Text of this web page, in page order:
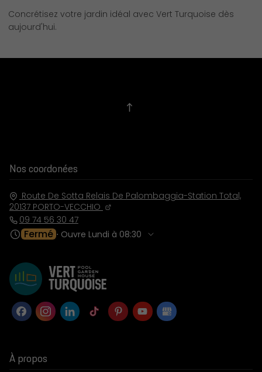
Concrétisez votre jardin idéal avec Vert Turquoise dès
aujourd'hui.
À propos
Nos coordonées
Route De Sotta Relais De Palombaggia-Station Total,
20137 PORTO-VECCHIO
09 74 56 30 47
Fermé ⋅ Ouvre Lundi à 08:30